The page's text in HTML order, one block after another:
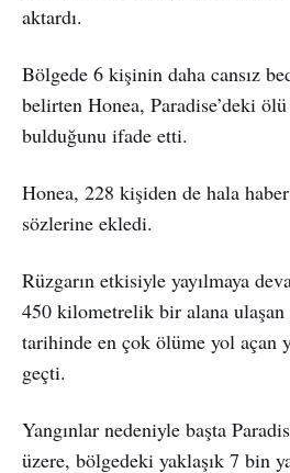
aktardı.
Bölgede 6 kişinin daha cansız
belirten Honea, Paradise’deki ölü
bulduğunu ifade etti.
Honea, 228 kişiden de hala haber
sözlerine ekledi.
Rüzgarın etkisiyle yayılmaya
450 kilometrelik bir alana ulaşan
tarihinde en çok ölüme yol açan
geçti.
Yangınlar nedeniyle başta
üzere, bölgedeki yaklaşık 7 bin